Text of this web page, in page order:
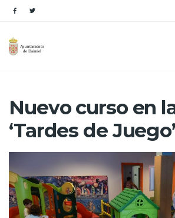
Nuevo curso en
‘Tardes de Juego’